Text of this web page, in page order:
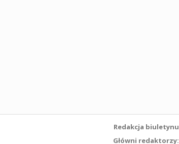
Redakcja biuletynu
Główni redaktorzy: